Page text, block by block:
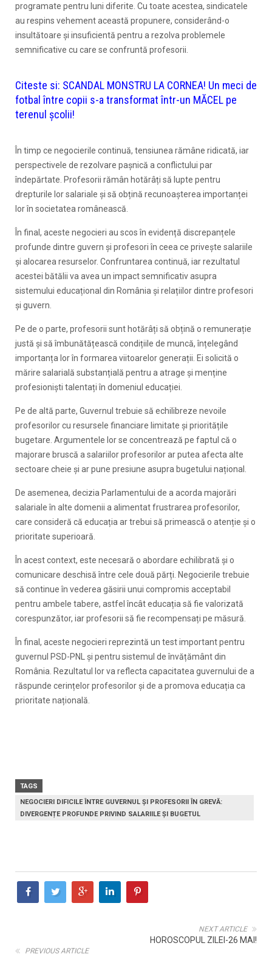
programate pentru luni diferite. Cu toate acestea, sindicatele
au respins vehement această propunere, considerând-o
insultătoare și insuficientă pentru a rezolva problemele
semnificative cu care se confruntă profesorii.
Citeste si: SCANDAL MONSTRU LA CORNEA! Un meci de
fotbal între copii s-a transformat într-un MĂCEL pe
terenul școlii!
În timp ce negocierile continuă, tensiunea rămâne ridicată, iar
perspectivele de rezolvare pașnică a conflictului par
îndepărtate. Profesorii rămân hotărâți să lupte pentru
drepturile lor salariale și să obțină recunoașterea importanței
lor în societatea românească.
În final, aceste negocieri au scos în evidență discrepanțele
profunde dintre guvern și profesori în ceea ce privește salariile
și alocarea resurselor. Confruntarea continuă, iar rezultatul
acestei bătălii va avea un impact semnificativ asupra
sistemului educațional din România și relațiilor dintre profesori
și guvern.
Pe de o parte, profesorii sunt hotărâți să obțină o remunerație
justă și să îmbunătățească condițiile de muncă, înțelegând
importanța lor în formarea viitoarelor generații. Ei solicită o
mărire salarială substanțială pentru a atrage și menține
profesioniști talentați în domeniul educației.
Pe de altă parte, Guvernul trebuie să echilibreze nevoile
profesorilor cu resursele financiare limitate și prioritățile
bugetare. Argumentele lor se concentrează pe faptul că o
majorare bruscă a salariilor profesorilor ar putea afecta alte
sectoare cheie și ar pune presiune asupra bugetului național.
De asemenea, decizia Parlamentului de a acorda majorări
salariale în alte domenii a alimentat frustrarea profesorilor,
care consideră că educația ar trebui să primească o atenție și o
prioritate superioară.
În acest context, este necesară o abordare echilibrată și o
comunicare deschisă între cele două părți. Negocierile trebuie
să continue în vederea găsirii unui compromis acceptabil
pentru ambele tabere, astfel încât educația să fie valorizată
corespunzător, iar profesorii să fie recompensați pe măsură.
În final, aceste negocieri reprezintă un test important pentru
guvernul PSD-PNL și pentru sistemul de învățământ din
România. Rezultatul lor va reflecta capacitatea guvernului de a
răspunde cerințelor profesorilor și de a promova educația ca
prioritate națională.
TAGS
NEGOCIERI DIFICILE ÎNTRE GUVERNUL ȘI PROFESORII ÎN GREVĂ:
DIVERGENȚE PROFUNDE PRIVIND SALARIILE ȘI BUGETUL
NEXT ARTICLE
HOROSCOPUL ZILEI-26 MAI!
PREVIOUS ARTICLE